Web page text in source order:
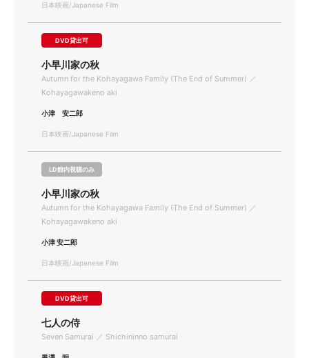
日本映画/Japanese Film
DVD貸出可
小早川家の秋
Autumn for the Kohayagawa Family (The End of Summer) ／
Kohayagawakeno aki
小津 安二郎
日本映画/Japanese Film
LD館内視聴のみ
小早川家の秋
Autumn for the Kohayagawa Family (The End of Summer) ／
Kohayagawakeno aki
小津 安二郎
日本映画/Japanese Film
DVD貸出可
七人の侍
Seven Samurai ／ Shichininno samurai